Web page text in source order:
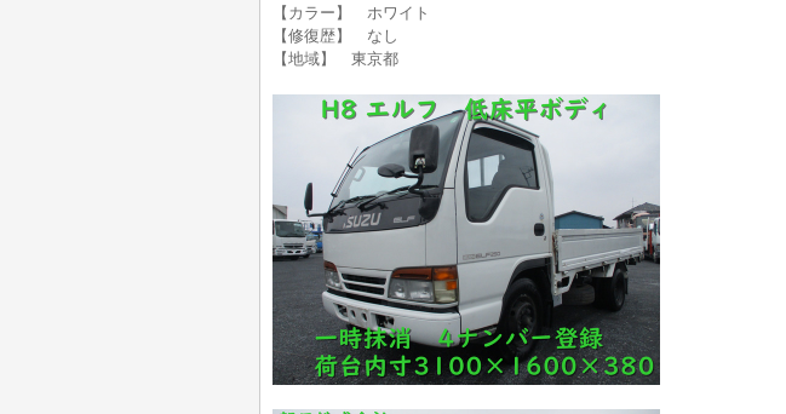
【カラー】 ホワイト
【修復歴】 なし
【地域】 東京都